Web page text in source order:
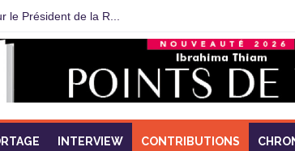
le Président de la R...
INTERVIEW CONTRIBUTIONS